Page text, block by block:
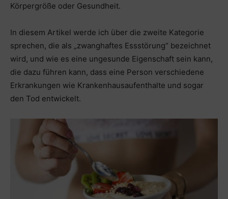
Körpergröße oder Gesundheit.
In diesem Artikel werde ich über die zweite Kategorie
sprechen, die als „zwanghaftes Essstörung“ bezeichnet
wird, und wie es eine ungesunde Eigenschaft sein kann,
die dazu führen kann, dass eine Person verschiedene
Erkrankungen wie Krankenhausaufenthalte und sogar
den Tod entwickelt.